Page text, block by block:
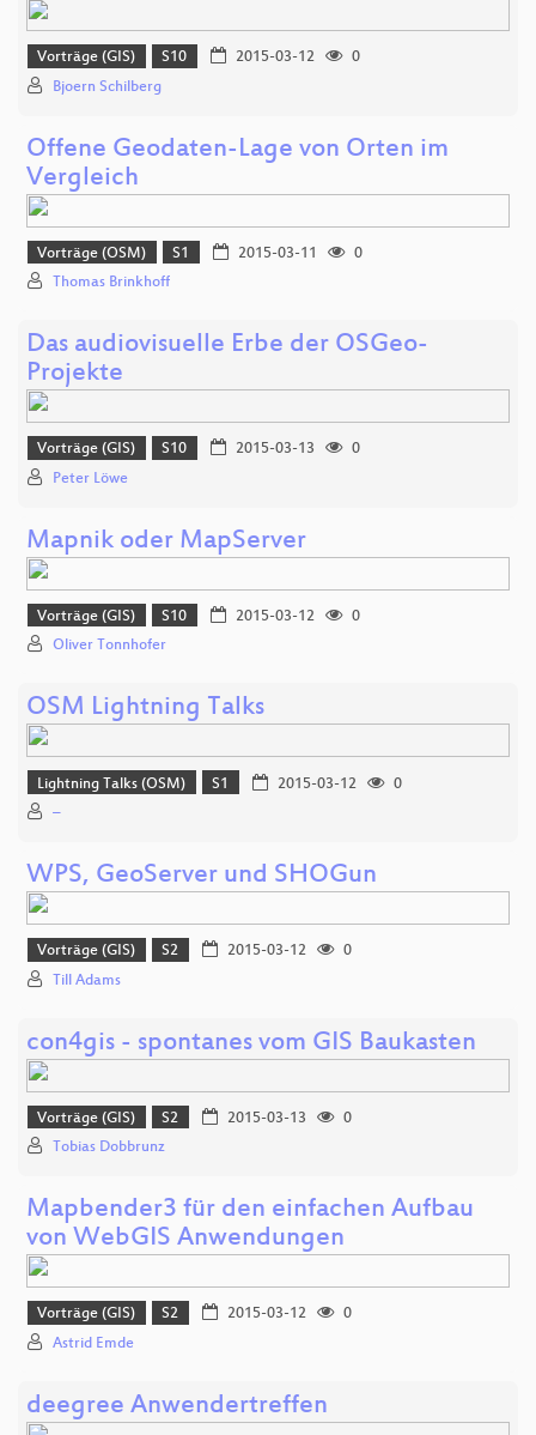
Vorträge (GIS) S10 2015-03-12
0
Bjoern Schilberg
Offene Geodaten-Lage von Orten im
Vergleich
Vorträge (OSM) S1 2015-03-11
0
Thomas Brinkhoff
Das audiovisuelle Erbe der OSGeo-
Projekte
Vorträge (GIS) S10 2015-03-13
0
Peter Löwe
Mapnik oder MapServer
Vorträge (GIS) S10 2015-03-12
0
Oliver Tonnhofer
OSM Lightning Talks
Lightning Talks (OSM) S1 2015-03-12
0
–
WPS, GeoServer und SHOGun
Vorträge (GIS) S2 2015-03-12
0
Till Adams
con4gis - spontanes vom GIS Baukasten
Vorträge (GIS) S2 2015-03-13
0
Tobias Dobbrunz
Mapbender3 für den einfachen Aufbau
von WebGIS Anwendungen
Vorträge (GIS) S2 2015-03-12
0
Astrid Emde
deegree Anwendertreffen